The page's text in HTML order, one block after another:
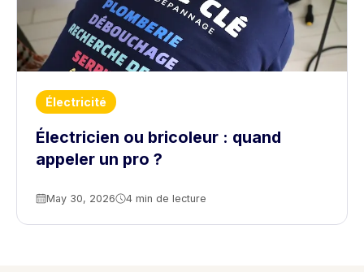
Électricité
Électricien ou bricoleur : quand
appeler un pro ?
May 30, 2026 4 min de lecture